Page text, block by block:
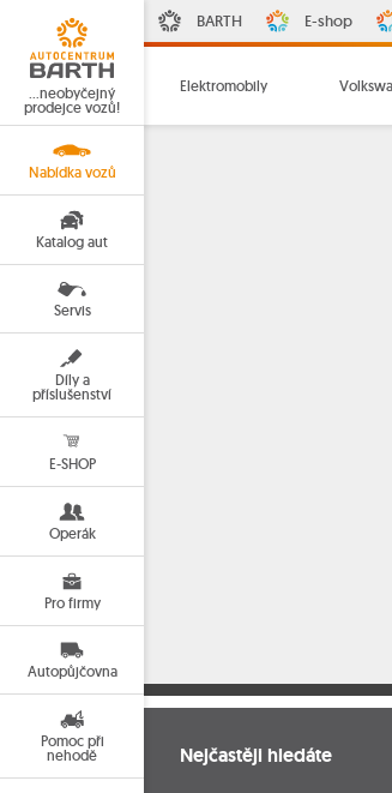
…neobyčejný
prodejce vozů!
Nabídka vozů
Katalog aut
Servis
Díly a
příslušenství
E-SHOP
Operák
Pro firmy
Autopůjčovna
Pomoc při
nehodě
BARTH E-shop
Elektromobily
Nejčastěji hledáte